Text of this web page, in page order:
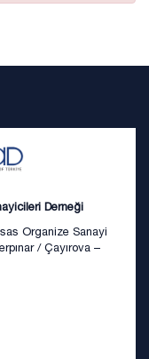
Derneği
Organize Sanayi
/ Çayırova –